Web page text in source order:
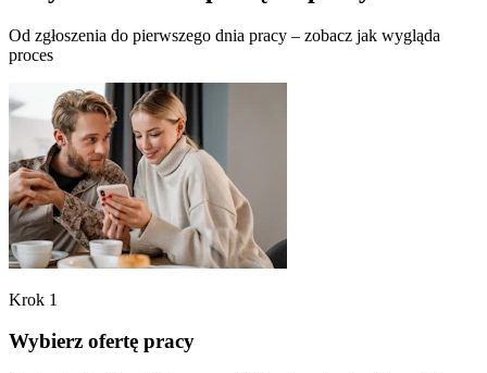
Od zgłoszenia do pierwszego dnia pracy – zobacz jak wygląda
proces
Krok 1
Wybierz ofertę pracy